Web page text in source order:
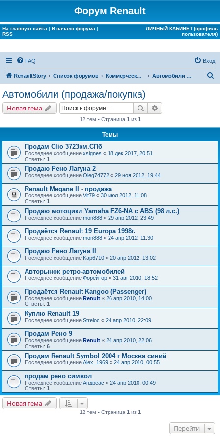
Форум Renault
На главную сайта | В начало форума |
RSS
ЛИЧНЫЙ КАБИНЕТ (профиль
пользователя)
FAQ Вход
RenaultStory Список форумов Коммерческие разделы Автомобили (продажа/покупка)
Автомобили (продажа/покупка)
Новая тема Поиск
12 тем • Страница 1 из 1
Темы
Продам Clio 3723км.СПб
Последнее сообщение xsignes « 18 дек 2017, 20:51
Ответы: 1
Продаю Рено Лагуна 2
Последнее сообщение Oleg74772 « 29 ноя 2012, 19:44
Renault Megane II - продажа
Последнее сообщение Vit79 « 30 июл 2012, 11:08
Ответы: 1
Продаю мотоцикл Yamaha FZ6-NA с ABS (98 л.с.)
Последнее сообщение mon888 « 29 апр 2012, 23:49
Продаётся Renault 19 Europa 1998г.
Последнее сообщение mon888 « 24 апр 2012, 11:30
Продаю Рено Лагуна II
Последнее сообщение Kap6710 « 20 апр 2012, 13:02
Авторынок ретро-автомобилей
Последнее сообщение Форейтор « 31 авг 2010, 18:52
Продаётся Renault Kangoo (Passenger)
Последнее сообщение Renult « 26 апр 2010, 14:00
Ответы: 1
Куплю Renault 19
Последнее сообщение Streloc « 24 апр 2010, 22:09
Продам Рено 9
Последнее сообщение Renult « 24 апр 2010, 22:06
Ответы: 6
Продам Renault Symbol 2004 г Москва синий
Последнее сообщение Alex_1969 « 24 апр 2010, 00:55
продам рено символ
Последнее сообщение Андреас « 24 апр 2010, 00:49
Ответы: 1
Новая тема
12 тем • Страница 1 из 1
Перейти